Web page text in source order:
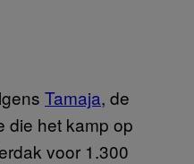
Tamaja, de
die het kamp op
voor 1.300